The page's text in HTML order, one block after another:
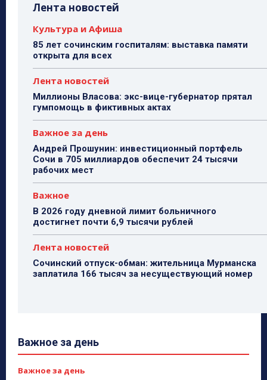
Лента новостей
Культура и Афиша
85 лет сочинским госпиталям: выставка памяти
открыта для всех
Лента новостей
Миллионы Власова: экс-вице-губернатор прятал
гумпомощь в фиктивных актах
Важное за день
Андрей Прошунин: инвестиционный портфель
Сочи в 705 миллиардов обеспечит 24 тысячи
рабочих мест
Важное
В 2026 году дневной лимит больничного
достигнет почти 6,9 тысячи рублей
Лента новостей
Сочинский отпуск-обман: жительница Мурманска
заплатила 166 тысяч за несуществующий номер
Важное за день
Важное за день